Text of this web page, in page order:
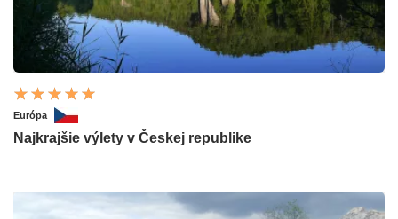
Európa
Najkrajšie výlety v Českej republike